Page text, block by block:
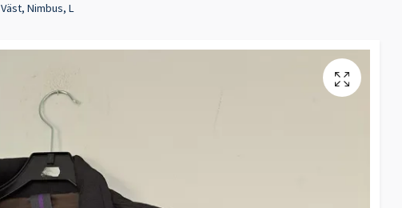
Väst, Nimbus, L